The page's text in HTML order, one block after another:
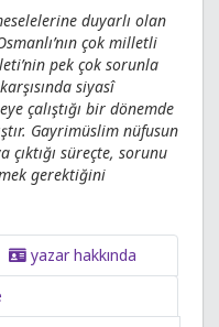
duyarlı olan
çok milletli
pek çok sorunla
siyasî
çalıştığı bir dönemde
Gayrimüslim nüfusun
süreçte, sorunu
gerektiğini
yazar hakkında